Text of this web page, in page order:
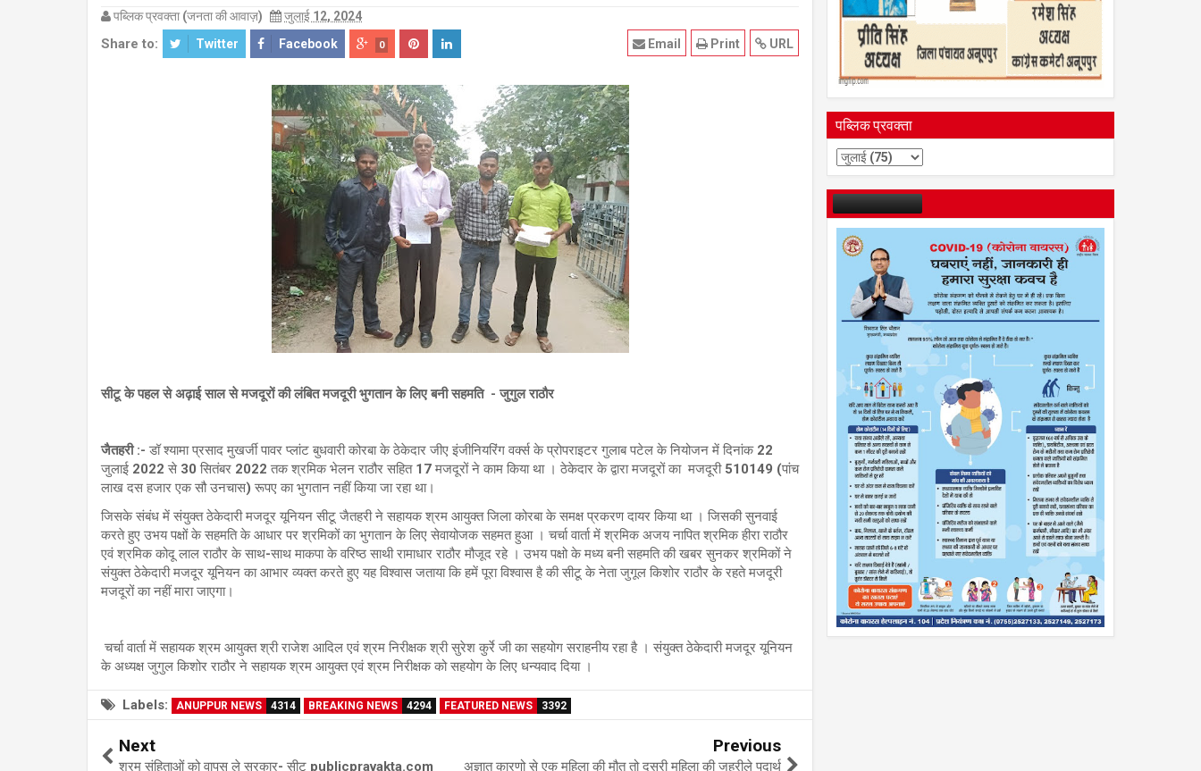
पब्लिक प्रवक्ता (जनता की आवाज़) जुलाई 12, 2024
Share to: Twitter Facebook 0 URL
Print
Email
सीटू के पहल से अढ़ाई साल से मजदूरों की लंबित मजदूरी भुगतान के लिए बनी सहमति - जुगुल राठौर
जैतहरी :- डॉ श्यामा प्रसाद मुखर्जी पावर प्लांट बुधवारी कोरबा के ठेकेदार जीए इंजीनियरिंग वर्क्स के प्रोपराइटर गुलाब पटेल के नियोजन में दिनांक 22
जुलाई 2022 से 30 सितंबर 2022 तक श्रमिक भेलन राठौर सहित 17 मजदूरों ने काम किया था । ठेकेदार के द्वारा मजदूरों का मजदूरी 510149 (पांच
लाख दस हजार एक सौ उनचास) रूपए का भुगतान नहीं किया जा रहा था।
जिसके संबंध में संयुक्त ठेकेदारी मजदूर यूनियन सीटू जैतहरी ने सहायक श्रम आयुक्त जिला कोरबा के समक्ष प्रकरण दायर किया था । जिसकी सुनवाई
करते हुए उभय पक्षों के सहमति के आधार पर श्रमिकों का भुगतान के लिए सेवायोजक सहमत हुआ । चर्चा वार्ता में श्रमिक अजय नापित श्रमिक हीरा राठौर
एवं श्रमिक कोदू लाल राठौर के साथ-साथ माकपा के वरिष्ठ साथी रामाधार राठौर मौजूद रहे । उभय पक्षो के मध्य बनी सहमति की खबर सुनकर श्रमिकों ने
संयुक्त ठेकेदारी मजदूर यूनियन का आभार व्यक्त करते हुए यह विश्वास जताया कि हमें पूरा विश्वास है की सीटू के नेता जुगूल किशोर राठौर के रहते मजदूरी
मजदूरों का नहीं मारा जाएगा।
चर्चा वार्ता में सहायक श्रम आयुक्त श्री राजेश आदिल एवं श्रम निरीक्षक श्री सुरेश कुर्रे जी का सहयोग सराहनीय रहा है । संयुक्त ठेकेदारी मजदूर यूनियन
के अध्यक्ष जुगुल किशोर राठौर ने सहायक श्रम आयुक्त एवं श्रम निरीक्षक को सहयोग के लिए धन्यवाद दिया ।
Labels: ANUPPUR NEWS 4314 BREAKING NEWS 4294 FEATURED NEWS 3392
Next
श्रम संहिताओं को वापस ले सरकार- सीटू publicpravakta.com
Previous
अज्ञात कारणो से एक महिला की मौत तो दूसरी महिला की जहरीले पदार्थ
पब्लिक प्रवक्ता